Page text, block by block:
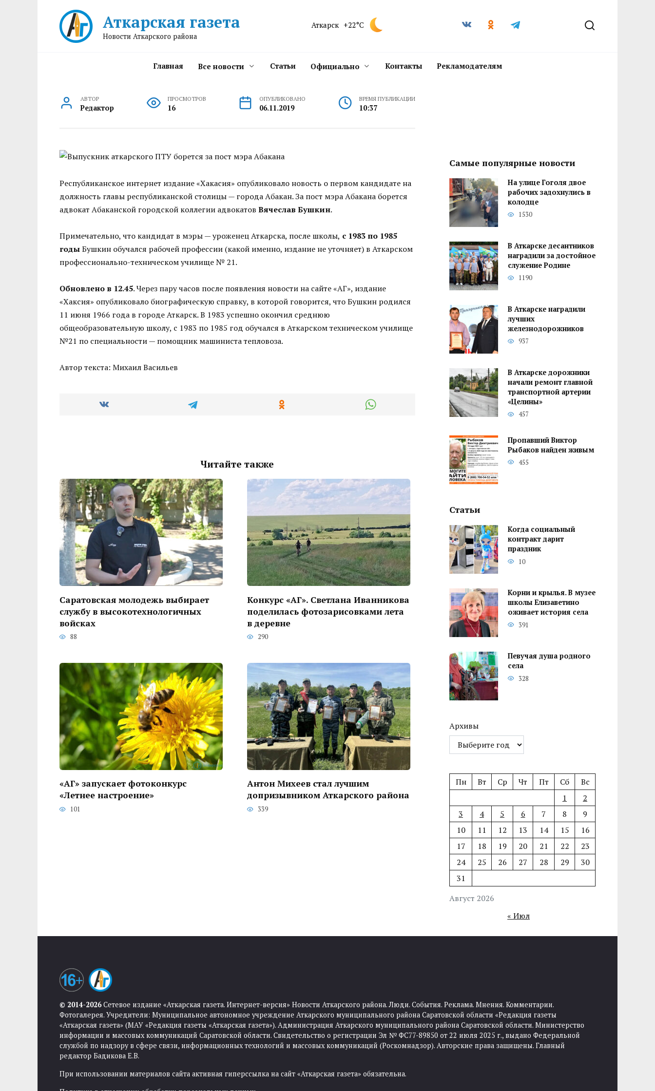
Аткарская газета
Новости Аткарского района
Аткарск +22°C
Главная Все новости Статьи Официально Контакты Рекламодателям
АВТОР
Редактор
ПРОСМОТРОВ
16
ОПУБЛИКОВАНО
06.11.2019
ВРЕМЯ ПУБЛИКАЦИИ
10:37
Республиканское интернет издание «Хакасия» опубликовало новость о первом кандидате на
должность главы республиканской столицы — города Абакан. За пост мэра Абакана борется
адвокат Абаканской городской коллегии адвокатов Вячеслав Бушкин.
Примечательно, что кандидат в мэры — уроженец Аткарска, после школы, с 1983 по 1985
годыБушкин обучался рабочей профессии (какой именно, издание не уточняет) в Аткарском
профессионально-техническом училище № 21.
Обновлено в 12.45. Через пару часов после появления новости на сайте «АГ», издание
«Хаксия» опубликовало биографическую справку, в которой говорится, что Бушкин родился
11 июня 1966 года в городе Аткарск. В 1983 успешно окончил среднюю
общеобразовательную школу, с 1983 по 1985 год обучался в Аткарском техническом училище
№21 по специальности — помощник машиниста тепловоза.
Автор текста: Михаил Васильев
Читайте также
Саратовская молодежь выбирает
службу в высокотехнологичных
войсках
88
Конкурс «АГ». Светлана Иванникова
поделилась фотозарисовками лета
в деревне
290
«АГ» запускает фотоконкурс
«Летнее настроение»
101
Антон Михеев стал лучшим
допризывником Аткарского района
339
Самые популярные новости
На улице Гоголя двое
рабочих задохнулись в
колодце
1530
В Аткарске десантников
наградили за достойное
служение Родине
1190
В Аткарске наградили
лучших
железнодорожников
937
В Аткарске дорожники
начали ремонт главной
транспортной артерии
«Целины»
457
Пропавший Виктор
Рыбаков найден живым
455
Статьи
Когда социальный
контракт дарит
праздник
10
Корни и крылья. В музее
школы Елизаветино
оживает история села
391
Певучая душа родного
села
328
Архивы
Август 2026
Пн Вт Ср Чт Пт Сб
Вс
1
2
3
4 5 6 7 8
9
10
11 12 13 14 15
16
17
18 19 20 21 22
23
24
25 26 27 28 29
30
31
« Июл
© 2014-2026Сетевое издание «Аткарская газета. Интернет-версия» Новости Аткарского района. Люди. События. Реклама. Мнения. Комментарии.
Фотогалерея. Учредители: Муниципальное автономное учреждение Аткарского муниципального района Саратовской области «Редакция газеты
«Аткарская газета» (МАУ «Редакция газеты «Аткарская газета»). Администрация Аткарского муниципального района Саратовской области. Министерство
информации и массовых коммуникаций Саратовской области. Свидетельство о регистрации Эл № ФС77-89850 от 22 июля 2025 г., выдано Федеральной
службой по надзору в сфере связи, информационных технологий и массовых коммуникаций (Роскомнадзор). Авторские права защищены. Главный
редактор Бадикова Е.В.
При использовании материалов сайта активная гиперссылка на сайт «Аткарская газета» обязательна.